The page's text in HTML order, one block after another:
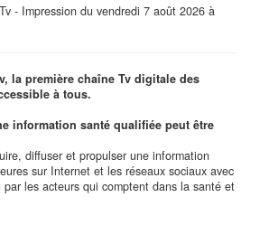
- Impression du vendredi 7 août 2026 à
la première chaîne Tv digitale des
à tous.
information santé qualifiée peut être
diffuser et propulser une information
sur Internet et les réseaux sociaux avec
par les acteurs qui comptent dans la santé et